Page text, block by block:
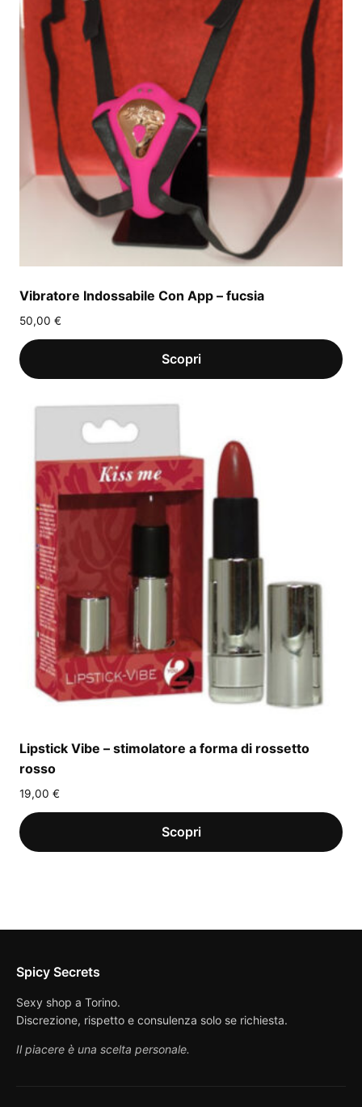
Vibratore Indossabile Con App – fucsia
50,00 €
Lipstick Vibe – stimolatore a forma di rossetto
rosso
19,00 €
Spicy Secrets
Sexy shop a Torino.
Discrezione, rispetto e consulenza solo se richiesta.
Il piacere è una scelta personale.